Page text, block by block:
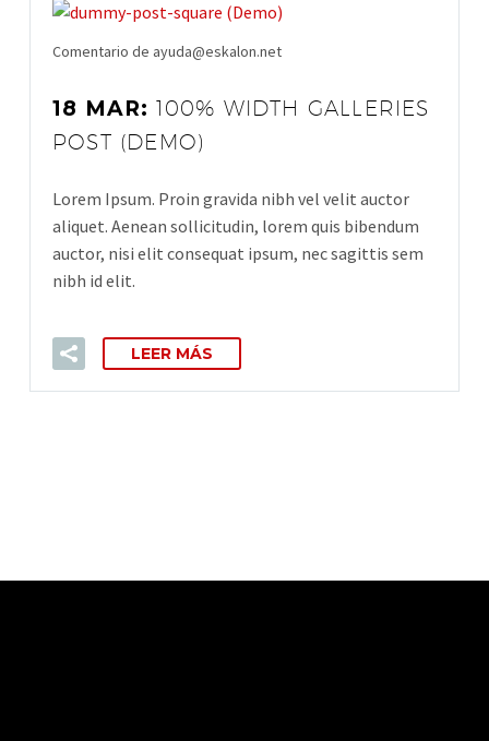
Comentario de ayuda@eskalon.net
18 MAR: 100% WIDTH GALLERIES
POST (DEMO)
Lorem Ipsum. Proin gravida nibh vel velit auctor
aliquet. Aenean sollicitudin, lorem quis bibendum
auctor, nisi elit consequat ipsum, nec sagittis sem
nibh id elit.
LEER MÁS